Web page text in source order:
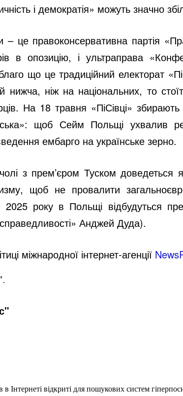
і демократія» можуть значно
це правоконсервативна партія
в опозицію, і ультраправа
що це традиційний електорат
нижча, ніж на національних, то
На 18 травня «ПіСівці»
щоб Сейм Польщі ухвалив
ембарго на українське зерно.
чолі з прем’єром Туском
щоб не провалити
2025 року в Польщі відбудуться
Анджей Дуда).
міжнародної інтернет-агенції
в Інтернеті відкриті для пошукових систем